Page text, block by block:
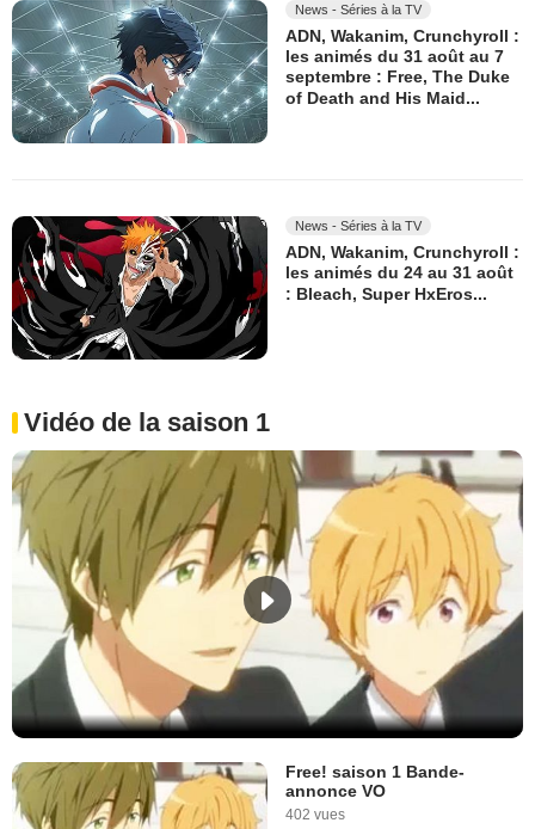
News - Séries à la TV
ADN, Wakanim, Crunchyroll :
les animés du 31 août au 7
septembre : Free, The Duke
of Death and His Maid...
News - Séries à la TV
ADN, Wakanim, Crunchyroll :
les animés du 24 au 31 août
: Bleach, Super HxEros...
Vidéo de la saison 1
Free! saison 1 Bande-
annonce VO
402 vues